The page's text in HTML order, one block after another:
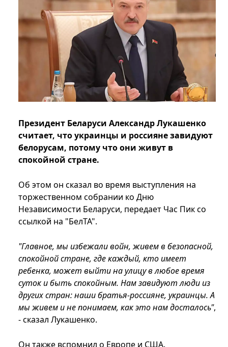
Президент Беларуси Александр Лукашенко
считает, что украинцы и россияне завидуют
белорусам, потому что они живут в
спокойной стране.
Об этом он сказал во время выступления на
торжественном собрании ко Дню
Независимости Беларуси, передает Час Пик со
ссылкой на "БелТА".
"Главное, мы избежали войн, живем в безопасной,
спокойной стране, где каждый, кто имеет
ребенка, может выйти на улицу в любое время
суток и быть спокойным. Нам завидуют люди из
других стран: наши братья-россияне, украинцы. А
мы живем и не понимаем, как это нам досталось",
- сказал Лукашенко.
Он также вспомнил о Европе и США.